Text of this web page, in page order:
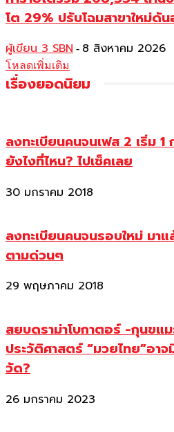
โต 29% ปรับโฉมสาขาใหม่ดั
ผู้เขียน 3 SBN - 8 สิงหาคม 2026
โหลดเพิ่มเติม
เรื่องยอดนิยม
ลงทะเบียนคนจนเฟส 2 เริ่ม 1
ยังไงที่ไหน? ไปเช็คเลย
30 มกราคม 2018
ลงทะเบียนคนจนรอบใหม่ มา
ตามด่วนๆ
29 พฤษภาคม 2018
สยบดราม่าโบกาตอร์ -กุนขแ
ประวัติศาสตร์ “มวยไทย”อา
วัด?
26 มกราคม 2023